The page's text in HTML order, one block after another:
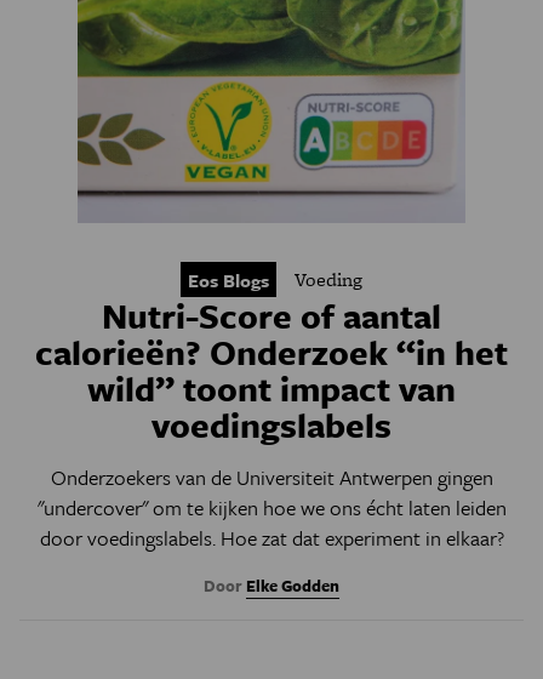
Eos Blogs Voeding
Nutri-Score of aantal
calorieën? Onderzoek “in het
wild” toont impact van
voedingslabels
Onderzoekers van de Universiteit Antwerpen gingen
"undercover" om te kijken hoe we ons écht laten leiden
door voedingslabels. Hoe zat dat experiment in elkaar?
Door Elke Godden